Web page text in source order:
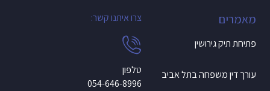
מאמרים
פתיחת תיק גירושין
עורך דין משפחה בתל אביב
צרו איתנו קשר:
054-646-8996
טלפון